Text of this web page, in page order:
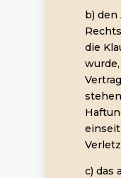
b) den
die
c) das